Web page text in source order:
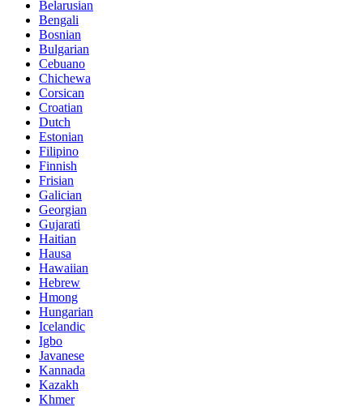
Belarusian
Bengali
Bosnian
Bulgarian
Cebuano
Chichewa
Corsican
Croatian
Dutch
Estonian
Filipino
Finnish
Frisian
Galician
Georgian
Gujarati
Haitian
Hausa
Hawaiian
Hebrew
Hmong
Hungarian
Icelandic
Igbo
Javanese
Kannada
Kazakh
Khmer